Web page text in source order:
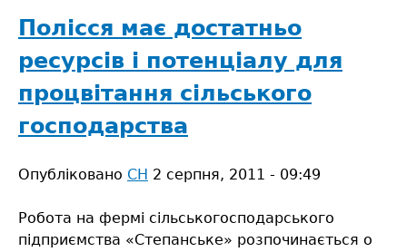
–
у
Єгипет
Полісся має достатньо
ресурсів і потенціалу для
процвітання сільського
господарства
Опубліковано СН 2 серпня, 2011 - 09:49
Робота на фермі сільськогосподарського
підприємства «Степанське» розпочинається о